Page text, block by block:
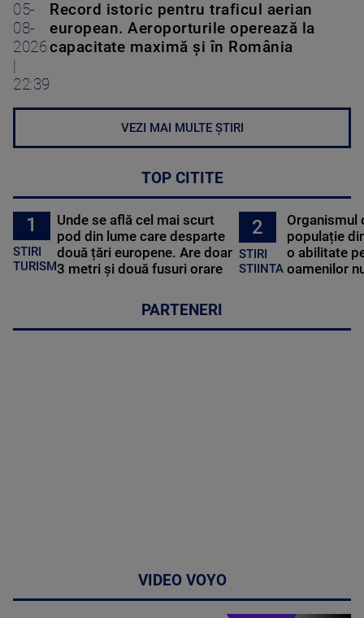
05-
08-
2026
22:39
Record istoric pentru traficul aerian
european. Aeroporturile operează la
capacitate maximă și în România
VEZI MAI MULTE ȘTIRI
TOP CITITE
1
STIRI
TURISM
Unde se află cel mai scurt
pod din lume care desparte
două țări europene. Are doar
3 metri și două fusuri orare
2
STIRI
STIINTA
Organismul
populație
o abilitate
oamenilor
PARTENERI
VIDEO VOYO